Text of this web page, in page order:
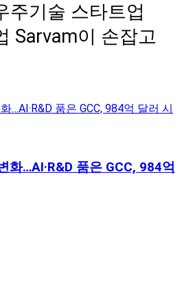
주기술 스타트업
Sarvam이 손잡고
화…AI·R&D 품은 GCC, 984억